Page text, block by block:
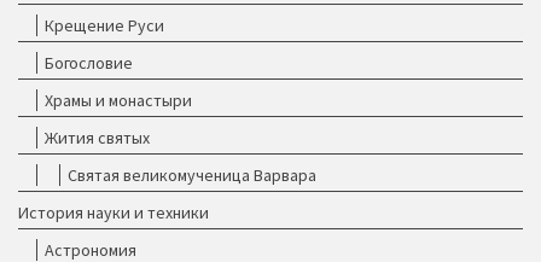
Крещение Руси
Богословие
Храмы и монастыри
Жития святых
Святая великомученица Варвара
История науки и техники
Астрономия